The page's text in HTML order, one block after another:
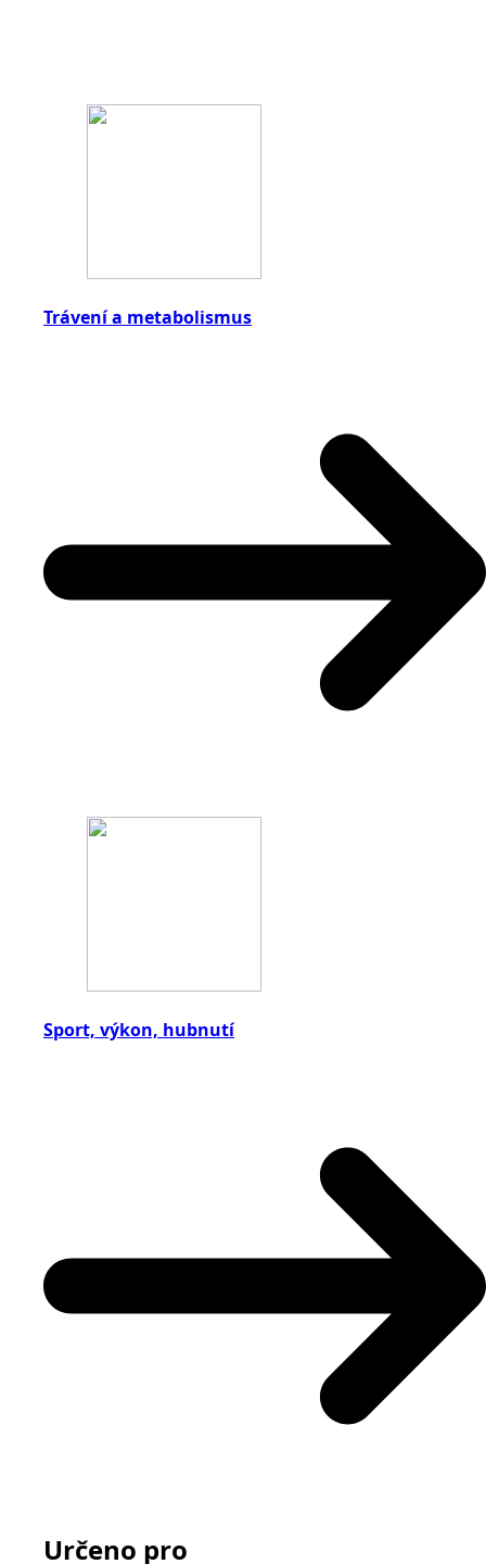
Trávení a metabolismus
Sport, výkon, hubnutí
Určeno pro